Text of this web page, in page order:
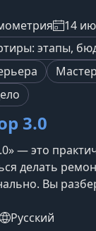
дизайнер и
слушателей
шагов
14
этапы,
3.0
— это
делать
Вы
и
Русский